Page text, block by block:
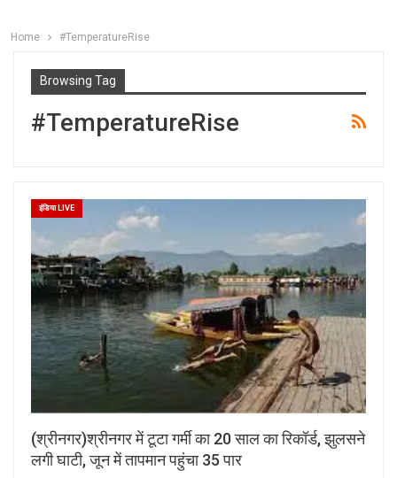
Home #TemperatureRise
Browsing Tag
#TemperatureRise
इंडिया LIVE
(श्रीनगर)श्रीनगर में टूटा गर्मी का 20 साल का रिकॉर्ड, झुलसने
लगी घाटी, जून में तापमान पहुंचा 35 पार